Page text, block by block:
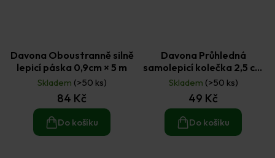
Davona Oboustranně silně
lepicí páska 0,9cm × 5 m
Skladem (>50 ks)
84 Kč
Do košíku
Davona Průhledná
samolepicí kolečka 2,5 cm
200 ks
Skladem (>50 ks)
49 Kč
Do košíku